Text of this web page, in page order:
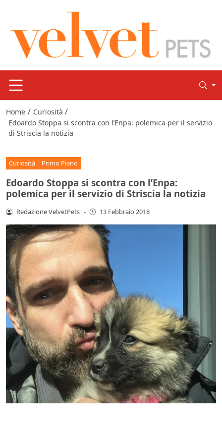
Home / Curiosità /
Edoardo Stoppa si scontra con l’Enpa: polemica per il servizio
di Striscia la notizia
Curiosità Primo Piano
Edoardo Stoppa si scontra con l’Enpa:
polemica per il servizio di Striscia la notizia
Redazione VelvetPets - 13 Febbraio 2018